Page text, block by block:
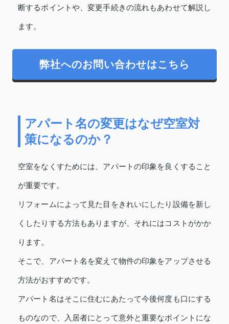
断するポイントや、変更手続きの流れもあわせて解説し
ます。
弊社へのお問い合わせはこちら
アパート名の変更はなぜ空室対
策になるのか？
空室をなくすためには、アパートの印象を良くすること
が重要です。
リフォームによって見た目をきれいにしたり設備を新し
くしたりする方法もありますが、それにはコストがかか
ります。
そこで、アパート名を変えて物件の印象をアップさせる
方法がおすすめです。
アパート名はそこに住むにあたって今後何度も口にする
ものなので、入居者にとって意外と重要なポイントにな